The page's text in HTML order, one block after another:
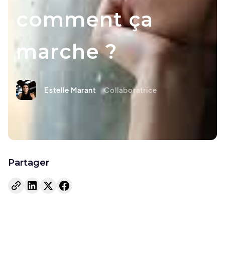
comment ça
marche ?
Estelle Marant Collaboratrice
Partager